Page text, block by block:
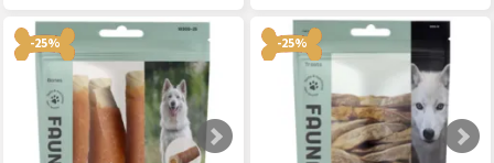
-25% -25%